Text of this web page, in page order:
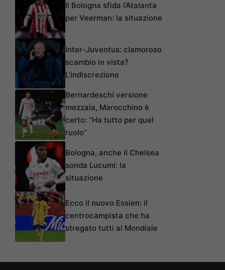
Il Bologna sfida l’Atalanta
per Veerman: la situazione
Inter-Juventus: clamoroso
scambio in vista?
L’indiscrezione
Bernardeschi versione
mezzala, Marocchino è
certo: “Ha tutto per quel
ruolo”
Bologna, anche il Chelsea
sonda Lucumí: la
situazione
Ecco il nuovo Essien: il
centrocampista che ha
stregato tutti al Mondiale